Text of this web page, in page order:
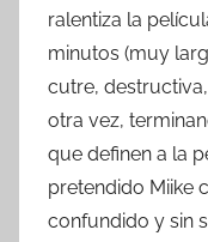
ralentiza la
minutos (muy
cutre,
otra vez,
que definen a la
pretendido Miike
confundido y sin